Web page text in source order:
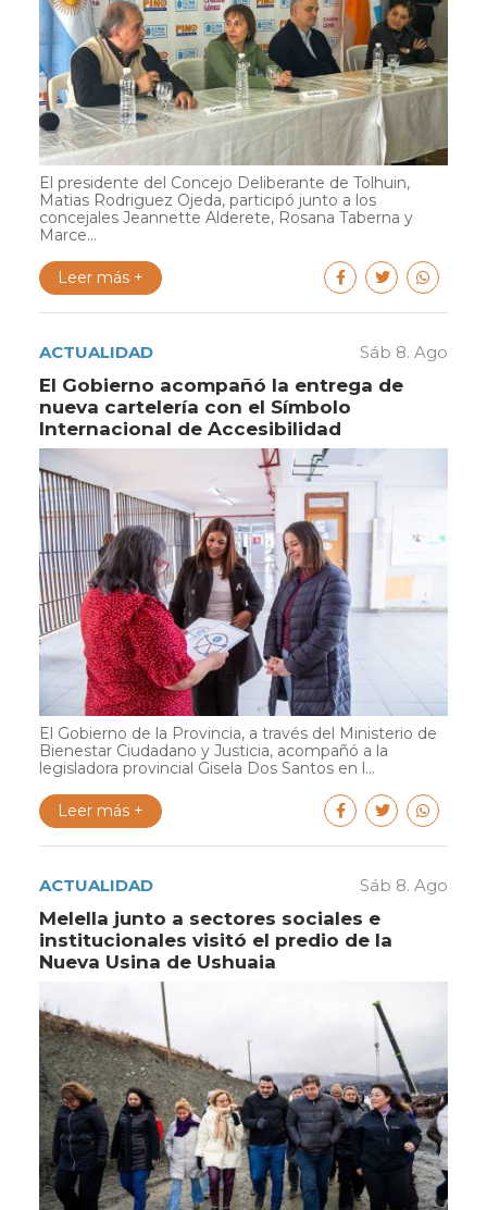
El presidente del Concejo Deliberante de Tolhuin,
Matias Rodriguez Ojeda, participó junto a los
concejales Jeannette Alderete, Rosana Taberna y
Marce...
Leer más +
ACTUALIDAD Sáb 8. Ago
El Gobierno acompañó la entrega de
nueva cartelería con el Símbolo
Internacional de Accesibilidad
El Gobierno de la Provincia, a través del Ministerio de
Bienestar Ciudadano y Justicia, acompañó a la
legisladora provincial Gisela Dos Santos en l...
Leer más +
ACTUALIDAD Sáb 8. Ago
Melella junto a sectores sociales e
institucionales visitó el predio de la
Nueva Usina de Ushuaia